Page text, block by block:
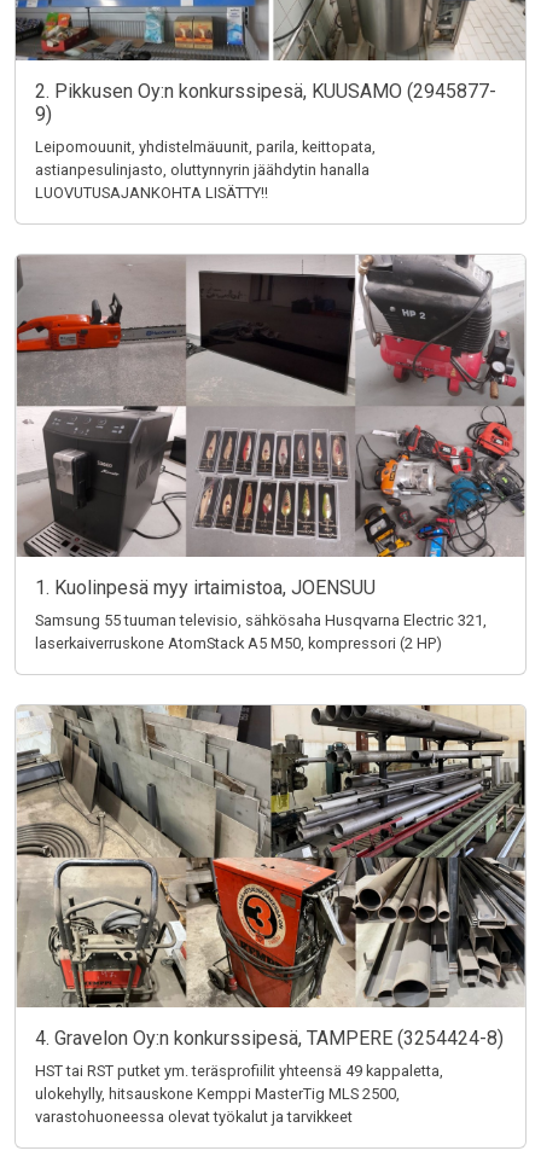
2. Pikkusen Oy:n konkurssipesä, KUUSAMO (2945877-
9)
Leipomouunit, yhdistelmäuunit, parila, keittopata,
astianpesulinjasto, oluttynnyrin jäähdytin hanalla
LUOVUTUSAJANKOHTA LISÄTTY!!
1. Kuolinpesä myy irtaimistoa, JOENSUU
Samsung 55 tuuman televisio, sähkösaha Husqvarna Electric 321,
laserkaiverruskone AtomStack A5 M50, kompressori (2 HP)
4. Gravelon Oy:n konkurssipesä, TAMPERE (3254424-8)
HST tai RST putket ym. teräsprofiilit yhteensä 49 kappaletta,
ulokehylly, hitsauskone Kemppi MasterTig MLS 2500,
varastohuoneessa olevat työkalut ja tarvikkeet